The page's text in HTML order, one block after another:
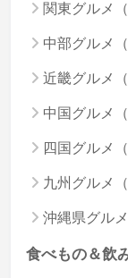
関東グルメ
中部グルメ
近畿グルメ
中国グルメ
四国グルメ
九州グルメ
沖縄県グルメ
食べもの＆飲